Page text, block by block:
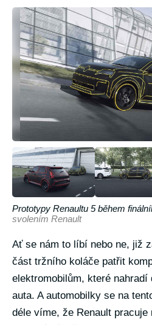
Prototypy Renaultu 5 během
svolením Renault
Ať se nám to líbí nebo ne, již
část tržního koláče patřit
elektromobilům, které nahradí
auta. A automobilky se na
déle víme, že Renault pracuje